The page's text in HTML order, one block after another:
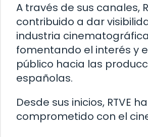
A través de sus canales,
contribuido a dar
industria
fomentando el interés y
público hacia las
españolas.
Desde sus inicios, RTVE
comprometido con el